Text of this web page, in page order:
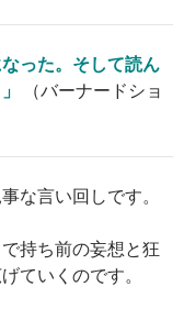
った。そして読ん
（バーナードショ
な言い回しです。
持ち前の妄想と狂
ていくのです。